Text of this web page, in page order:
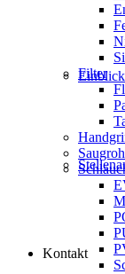
Kontakt
Filter